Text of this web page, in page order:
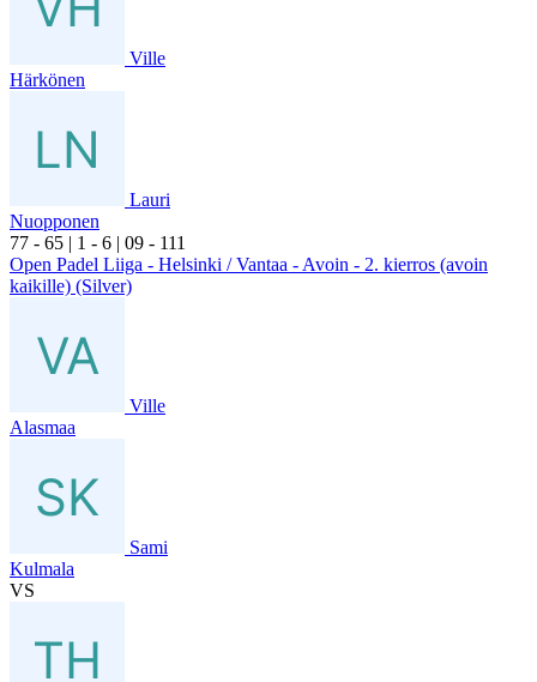
Ville
Härkönen
Lauri
Nuopponen
77 - 65 | 1 - 6 | 09 - 111
Open Padel Liiga - Helsinki / Vantaa - Avoin - 2. kierros (avoin
kaikille) (Silver)
Ville
Alasmaa
Sami
Kulmala
VS